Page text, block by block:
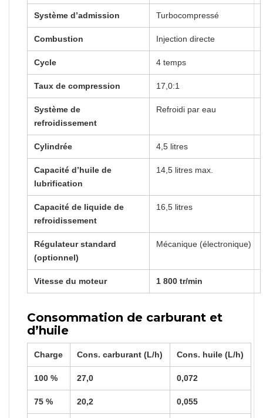
Système d’admission Turbocompressé
Combustion Injection directe
Cycle 4 temps
Taux de compression 17,0:1
Système de
refroidissement
Refroidi par eau
Cylindrée 4,5 litres
Capacité d’huile de
lubrification
14,5 litres max.
Capacité de liquide de
refroidissement
16,5 litres
Régulateur standard
(optionnel)
Mécanique (électronique)
Vitesse du moteur 1 800 tr/min
Consommation de carburant et
d’huile
Charge Cons. carburant (L/h) Cons. huile (L/h)
100 % 27,0 0,072
75 % 20,2 0,055